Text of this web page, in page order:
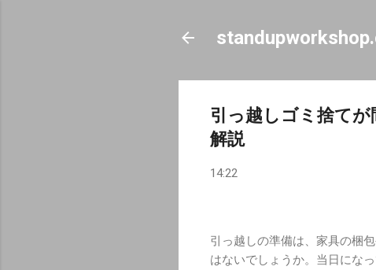
引っ越しゴミ捨て
解説
14:22
引っ越しの準備は、家具の梱
はないでしょうか。当日にな